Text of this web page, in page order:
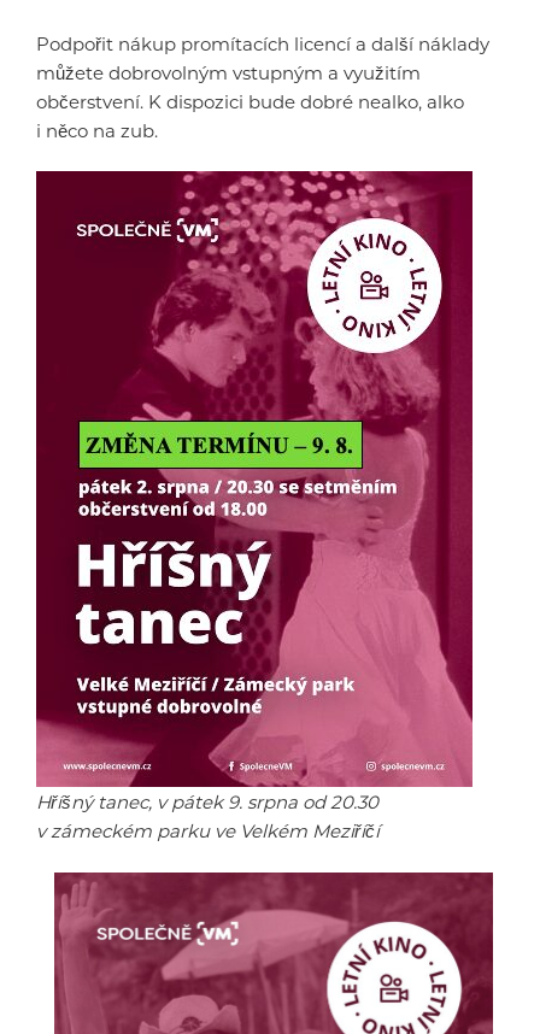
Podpořit nákup promítacích licencí a další náklady
můžete dobrovolným vstupným a využitím
občerstvení. K dispozici bude dobré nealko, alko
i něco na zub.
Hříšný tanec, v pátek 9. srpna od 20.30
v zámeckém parku ve Velkém Meziříčí